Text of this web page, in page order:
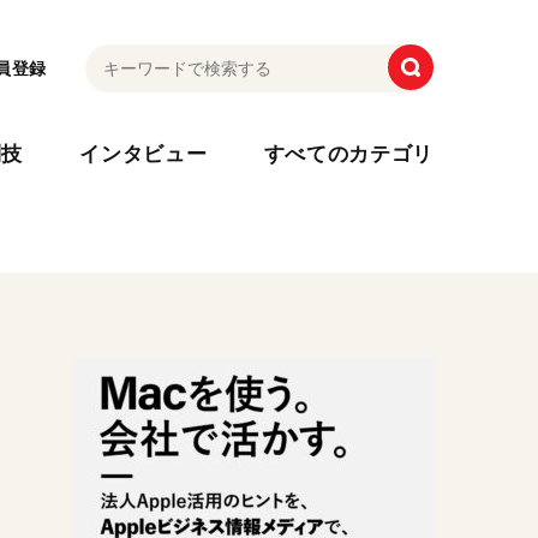
登録
インタビュー すべてのカテゴリ